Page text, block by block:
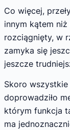
Co więcej,
innym kątem
rozciągnięty, w
zamyka się
jeszcze
Skoro
doprowadziło
którym funkcja
ma